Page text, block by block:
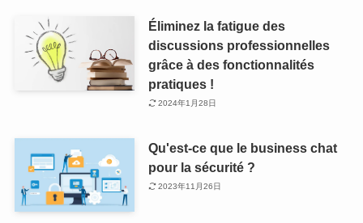
Éliminez la fatigue des
discussions professionnelles
grâce à des fonctionnalités
pratiques !
2024年1月28日
Qu'est-ce que le business chat
pour la sécurité ?
2023年11月26日